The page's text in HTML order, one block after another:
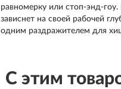
равномерку или стоп-энд-гоу.
зависнет на своей рабочей
одним раздражителем для
С этим